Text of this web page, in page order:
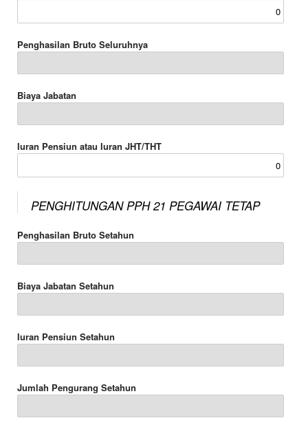
Penghasilan Bruto Seluruhnya
Biaya Jabatan
Iuran Pensiun atau Iuran JHT/THT
PENGHITUNGAN PPH 21 PEGAWAI TETAP
Penghasilan Bruto Setahun
Biaya Jabatan Setahun
Iuran Pensiun Setahun
Jumlah Pengurang Setahun